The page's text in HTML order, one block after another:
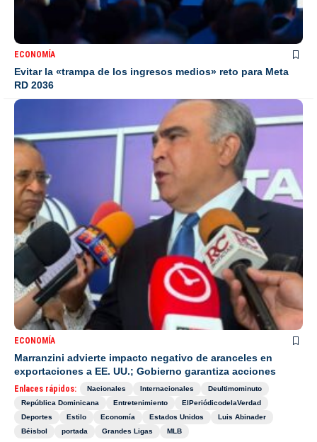
ECONOMÍA
Evitar la «trampa de los ingresos medios» reto para Meta
RD 2036
ECONOMÍA
Marranzini advierte impacto negativo de aranceles en
exportaciones a EE. UU.; Gobierno garantiza acciones
Enlaces rápidos: Nacionales Internacionales
Deultimominuto
República Dominicana
Entretenimiento
ElPeriódicodelaVerdad
Deportes
Estilo Economía Estados Unidos
Luis Abinader
Béisbol
portada Grandes Ligas MLB